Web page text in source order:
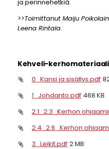
ja perinnehetkiä.
>>Toimittanut Maiju
Leena Rintala.
Kehveli-kerhomateriaali
0_Kansi ja sisällys.pdf
1_Johdanto.pdf 468 KB
2.1_2.3_Kerhon
2.4_2.6_Kerhon
3_Leikit.pdf 2 MB